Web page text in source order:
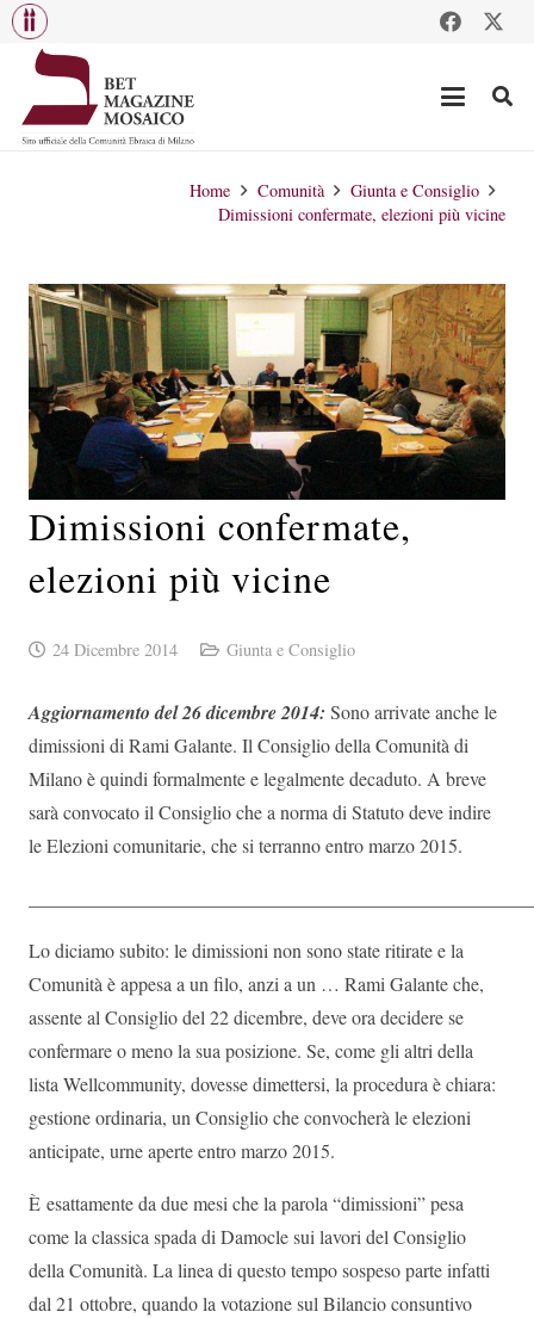
Home Comunità
Giunta e Consiglio
Dimissioni confermate, elezioni più vicine
Dimissioni confermate,
elezioni più vicine
24 Dicembre 2014 Giunta e Consiglio
Aggiornamento del 26 dicembre 2014: Sono arrivate anche le
dimissioni di Rami Galante. Il Consiglio della Comunità di
Milano è quindi formalmente e legalmente decaduto. A breve
sarà convocato il Consiglio che a norma di Statuto deve indire
le Elezioni comunitarie, che si terranno entro marzo 2015.
Lo diciamo subito: le dimissioni non sono state ritirate e la
Comunità è appesa a un filo, anzi a un … Rami Galante che,
assente al Consiglio del 22 dicembre, deve ora decidere se
confermare o meno la sua posizione. Se, come gli altri della
lista Wellcommunity, dovesse dimettersi, la procedura è chiara:
gestione ordinaria, un Consiglio che convocherà le elezioni
anticipate, urne aperte entro marzo 2015.
È esattamente da due mesi che la parola “dimissioni” pesa
come la classica spada di Damocle sui lavori del Consiglio
della Comunità. La linea di questo tempo sospeso parte infatti
dal 21 ottobre, quando la votazione sul Bilancio consuntivo